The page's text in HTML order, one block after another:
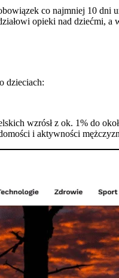
co najmniej 10 dni
opieki nad dziećmi, a
dzieciach:
wzrósł z ok. 1% do
i aktywności